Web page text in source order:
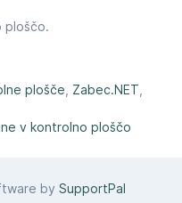
ploščo.
plošče Zabec.NET
v kontrolno ploščo
by SupportPal